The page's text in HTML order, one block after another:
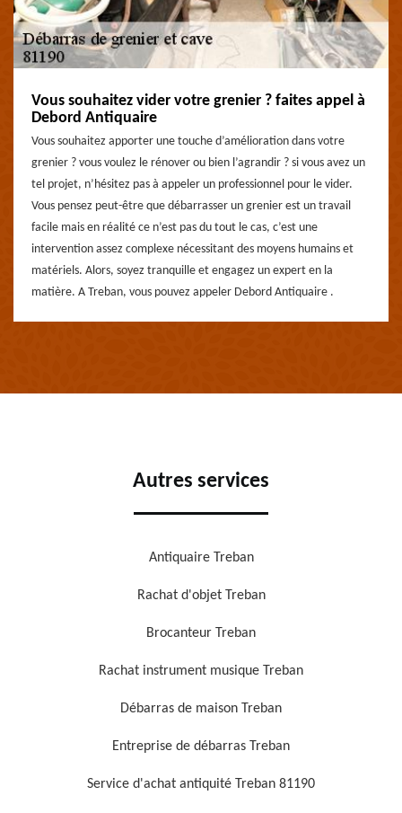
Vous souhaitez vider votre grenier ? faites appel à
Debord Antiquaire
Vous souhaitez apporter une touche d’amélioration dans votre
grenier ? vous voulez le rénover ou bien l’agrandir ? si vous avez un
tel projet, n’hésitez pas à appeler un professionnel pour le vider.
Vous pensez peut-être que débarrasser un grenier est un travail
facile mais en réalité ce n’est pas du tout le cas, c’est une
intervention assez complexe nécessitant des moyens humains et
matériels. Alors, soyez tranquille et engagez un expert en la
matière. A Treban, vous pouvez appeler Debord Antiquaire .
Autres services
Antiquaire Treban
Rachat d'objet Treban
Brocanteur Treban
Rachat instrument musique Treban
Débarras de maison Treban
Entreprise de débarras Treban
Service d'achat antiquité Treban 81190